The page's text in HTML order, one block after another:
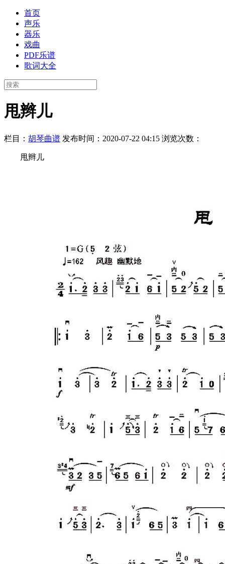
首页
声乐
器乐
戏曲
PDF乐谱
歌词大全
甩辫儿
栏目： 胡琴曲谱 发布时间：2020-07-22 04:15 浏览次数：
甩辫儿